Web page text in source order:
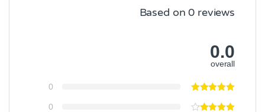
Based on 0 reviews
0.0
overall
0
0